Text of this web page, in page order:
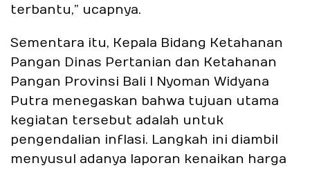
terbantu,” ucapnya.
Sementara itu, Kepala Bidang Ketahanan
Pangan Dinas Pertanian dan Ketahanan
Pangan Provinsi Bali I Nyoman Widyana
Putra menegaskan bahwa tujuan utama
kegiatan tersebut adalah untuk
pengendalian inflasi. Langkah ini diambil
menyusul adanya laporan kenaikan harga